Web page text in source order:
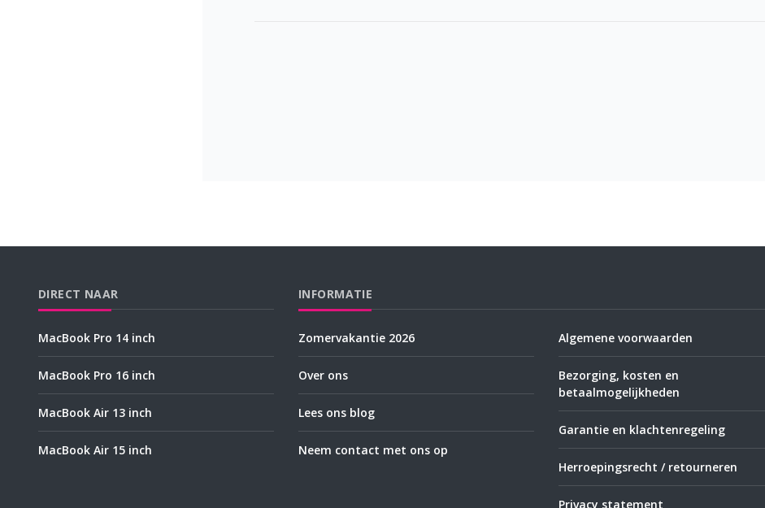
DIRECT NAAR
MacBook Pro 14 inch
MacBook Pro 16 inch
MacBook Air 13 inch
MacBook Air 15 inch
INFORMATIE
Zomervakantie 2026
Over ons
Lees ons blog
Neem contact met ons op
Algemene voorwaarden
Bezorging, kosten en
betaalmogelijkheden
Garantie en klachtenregeling
Herroepingsrecht / retourneren
Privacy statement